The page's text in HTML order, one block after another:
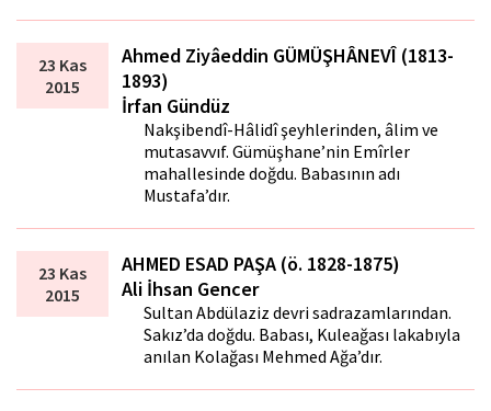
23 Kas
2015
Ahmed Ziyâeddin GÜMÜŞHÂNEVÎ (1813-
1893)
İrfan Gündüz
Nakşibendî-Hâlidî şeyhlerinden, âlim ve
mutasavvıf. Gümüşhane’nin Emîrler
mahallesinde doğdu. Babasının adı
Mustafa’dır.
23 Kas
2015
AHMED ESAD PAŞA (ö. 1828-1875)
Ali İhsan Gencer
Sultan Abdülaziz devri sadrazamlarından.
Sakız’da doğdu. Babası, Kuleağası lakabıyla
anılan Kolağası Mehmed Ağa’dır.